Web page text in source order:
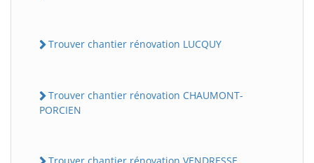
Trouver chantier rénovation LUCQUY
Trouver chantier rénovation CHAUMONT-
PORCIEN